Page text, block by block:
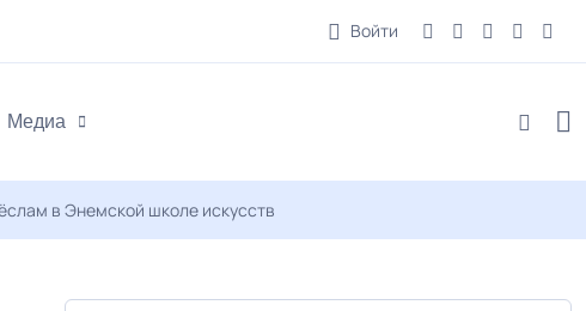
Войти
Медиа
в Энемской школе искусств